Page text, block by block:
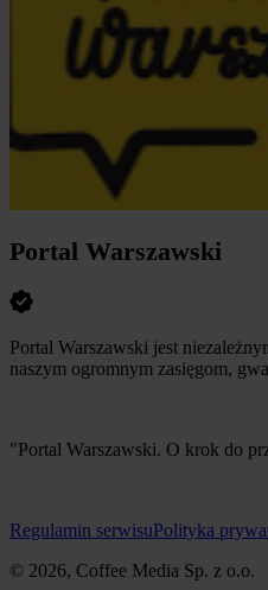
Portal Warszawski
Portal Warszawski jest
naszym ogromnym zasięgom,
"Portal Warszawski. O krok do
Regulamin serwisuPolityka
© 2026, Coffee Media Sp. z o.o.